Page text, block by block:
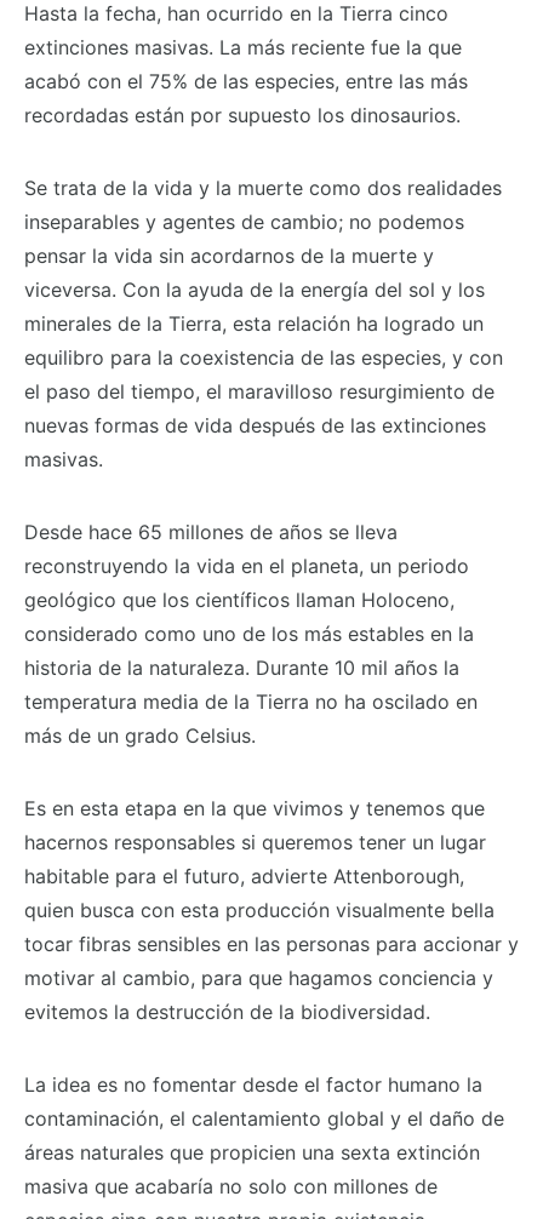
Hasta la fecha, han ocurrido en la Tierra cinco
extinciones masivas. La más reciente fue la que
acabó con el 75% de las especies, entre las más
recordadas están por supuesto los dinosaurios.
Se trata de la vida y la muerte como dos realidades
inseparables y agentes de cambio; no podemos
pensar la vida sin acordarnos de la muerte y
viceversa. Con la ayuda de la energía del sol y los
minerales de la Tierra, esta relación ha logrado un
equilibro para la coexistencia de las especies, y con
el paso del tiempo, el maravilloso resurgimiento de
nuevas formas de vida después de las extinciones
masivas.
Desde hace 65 millones de años se lleva
reconstruyendo la vida en el planeta, un periodo
geológico que los científicos llaman Holoceno,
considerado como uno de los más estables en la
historia de la naturaleza. Durante 10 mil años la
temperatura media de la Tierra no ha oscilado en
más de un grado Celsius.
Es en esta etapa en la que vivimos y tenemos que
hacernos responsables si queremos tener un lugar
habitable para el futuro, advierte Attenborough,
quien busca con esta producción visualmente bella
tocar fibras sensibles en las personas para accionar y
motivar al cambio, para que hagamos conciencia y
evitemos la destrucción de la biodiversidad.
La idea es no fomentar desde el factor humano la
contaminación, el calentamiento global y el daño de
áreas naturales que propicien una sexta extinción
masiva que acabaría no solo con millones de